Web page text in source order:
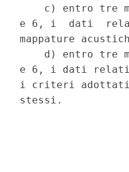
c) entro tre
e 6, i  dati
mappature
d) entro tre
e 6, i dati
i criteri adottati